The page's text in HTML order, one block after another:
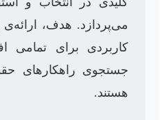
می‌پردازد. هدف،
کاربردی برای تمامی
جستجوی راهکارهای
هستند.